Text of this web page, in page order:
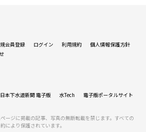
会員登録 ログイン 利用規約
個人情報保護方針
日本下水道新聞 電子版 水Tech 電子版ポータルサイト
ージに掲載の記事、写真の無断転載を禁じます。すべての
により保護されています。